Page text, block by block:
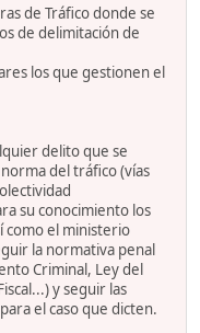
de Tráfico donde se
de delimitación de
los que gestionen el
delito que se
del tráfico (vías
su conocimiento los
como el ministerio
la normativa penal
Criminal, Ley del
y seguir las
el caso que dicten.